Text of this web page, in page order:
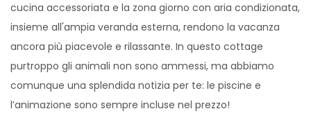
cucina accessoriata e la zona giorno con aria condizionata,
insieme all'ampia veranda esterna, rendono la vacanza
ancora più piacevole e rilassante. In questo cottage
purtroppo gli animali non sono ammessi, ma abbiamo
comunque una splendida notizia per te: le piscine e
l’animazione sono sempre incluse nel prezzo!